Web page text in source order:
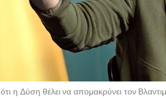
ότι η Δύση θέλει να απομακρύνει τον